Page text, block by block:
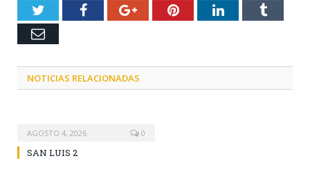
TwitterFacebookGoogle+PinterestLinkedInTumblr
Email
NOTICIAS RELACIONADAS
AGOSTO 4, 2026 0
SAN LUIS 2